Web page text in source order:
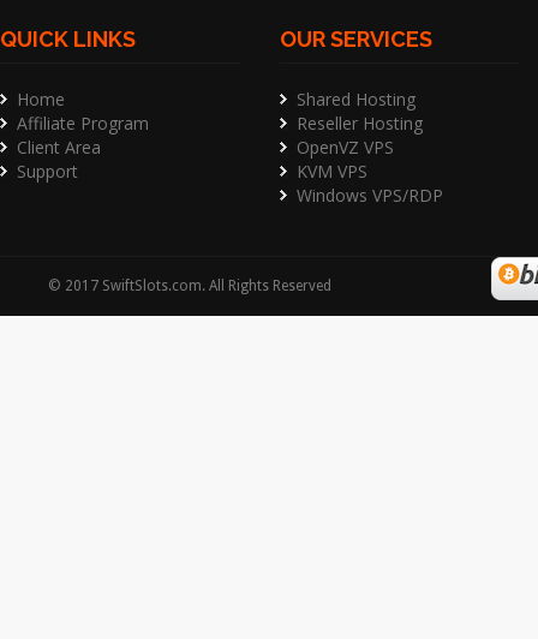
QUICK LINKS
Home
Affiliate Program
Client Area
Support
OUR SERVICES
Shared Hosting
Reseller Hosting
OpenVZ VPS
KVM VPS
Windows VPS/RDP
© 2017 SwiftSlots.com. All Rights Reserved